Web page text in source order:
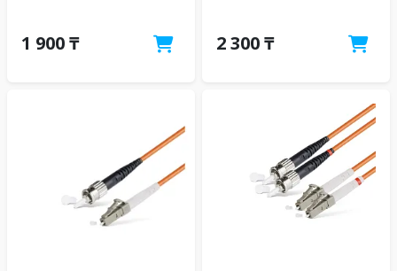
1 900 ₸ 2 300 ₸